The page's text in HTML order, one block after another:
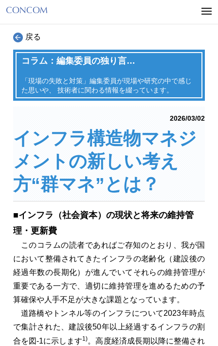
戻る
コラム：編集委員の独り言…
「現場の失敗と対策」編集委員が現場や研究の中で感じ
た思いや、
技術者に関わる情報を綴っています。
2026/03/02
インフラ構造物マネジ
メントの新しい考え
方“群マネ”とは？
■インフラ（社会資本）の現状と将来の維持管
理・更新費
このコラムの読者であればご存知のとおり、我が国
において整備されてきたインフラの老齢化（建設後の
経過年数の長期化）が進んでいてそれらの維持管理が
重要である一方で、適切に維持管理を進めるための予
算確保や人手不足が大きな課題となっています。
道路橋やトンネル等のインフラについて2023年時点
で集計された、建設後50年以上経過するインフラの割
合を図-1に示します1)。高度経済成長期以降に整備され